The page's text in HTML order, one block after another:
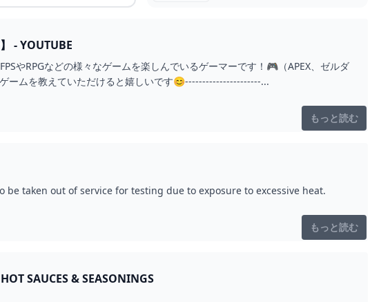
- YOUTUBE
やRPGなどの様々なゲームを楽しんでいるゲーマーです！🎮（APEX、ゼルダ
ムを教えていただけると嬉しいです😊----------------------...
もっと読む
taken out of service for testing due to exposure to excessive heat.
もっと読む
SAUCES & SEASONINGS